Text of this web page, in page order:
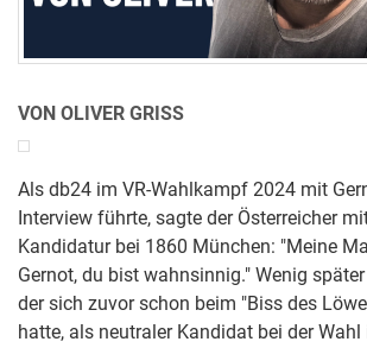
VON OLIVER GRISS
Als db24 im VR-Wahlkampf 2024 mit
Interview führte, sagte der Österreicher
Kandidatur bei 1860 München: "Meine
Gernot, du bist wahnsinnig." Wenig
der sich zuvor schon beim "Biss des
hatte, als neutraler Kandidat bei der Wahl